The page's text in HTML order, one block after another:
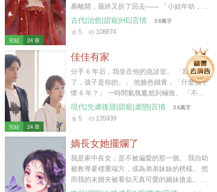
完結 24 章
裹離開，最終又折了回去—— 「小姑年幼，太
母也需人照顧，放妻書我先收著，二叔且放心
去軍營，待日后咱們都安頓下了，我再離開不
二郎成了將軍，我在縣城賣豆花。 街上有個姓
陳的秀才待我甚好，我便跟回家省親的二郎商
議，想要嫁給秀才。 「二叔放心，秀才說了，
成了親咱們還是一家人，我可以繼續做營生，
還能照顧小姑……」 話說到最后，二郎的臉越
來越冷，我的聲音越來越低。 裴家二郎雖生得
好，卻少有惡名，且年少從軍，性情桀驁。 聽
自嫁入裴家，心底便有些怵他，直到他將我堵
在廚房，抱坐在灶臺，在我耳邊低聲哄道——
「想嫁人了？我比那秀才強多了，你試
試……」
古代|治愈|甜寵|HE|言情 3.6萬字
5 108874
完結 24 章
佳佳有家
分手 6 年后，我坐在他的急診室。 「我懷孕
了，孩子是你的。」 他臉色鐵青，「什麼孩子
懷 6 年？」 一時間氣氛尷尬到極致。 「不
認？」 「你覺得我會接盤？」他反問我。 我
沉默幾秒，「行，那我去給他找個爹。」 九個
現代|先虐後甜|甜寵|虐戀|言情 3.6萬字
5 135939
嫡長女她擺爛了
我是家中長女，是不被偏愛的那一個。 我自幼
被教導要穩重端方，成為弟弟妹妹的榜樣。 然
而我的未婚夫被看似天真可愛的嫡妹搶走。 弟
弟們記不得我半點好，只記恨我對他們管教太